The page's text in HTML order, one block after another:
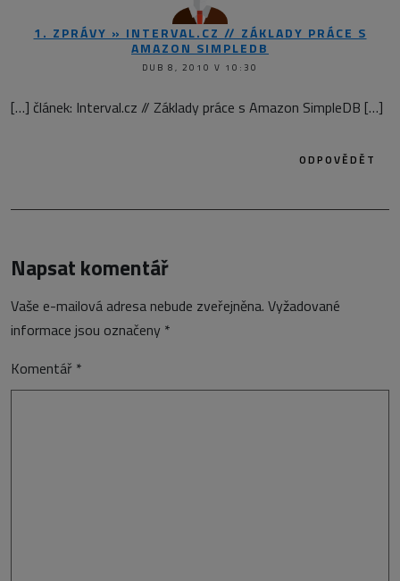
1. ZPRÁVY » INTERVAL.CZ // ZÁKLADY PRÁCE S
AMAZON SIMPLEDB
DUB 8, 2010 V 10:30
[…] článek: Interval.cz // Základy práce s Amazon SimpleDB […]
ODPOVĚDĚT
Napsat komentář
Vaše e-mailová adresa nebude zveřejněna. Vyžadované
informace jsou označeny *
Komentář *